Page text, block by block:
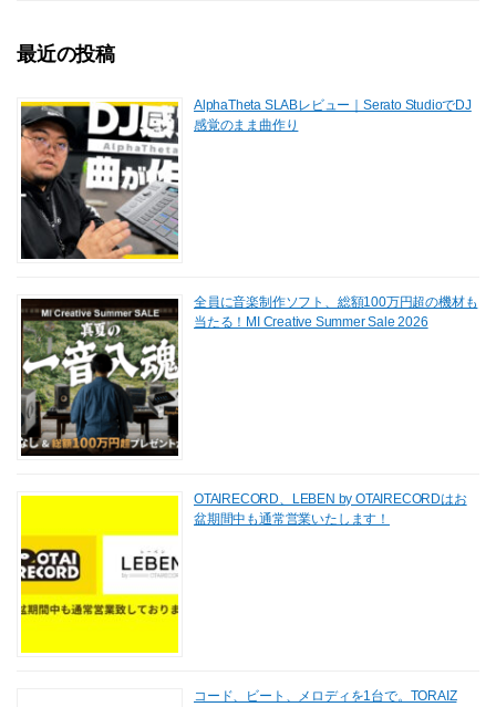
最近の投稿
AlphaTheta SLABレビュー｜Serato StudioでDJ
感覚のまま曲作り
全員に音楽制作ソフト、総額100万円超の機材も
当たる！MI Creative Summer Sale 2026
OTAIRECORD、LEBEN by OTAIRECORDはお
盆期間中も通常営業いたします！
コード、ビート、メロディを1台で。TORAIZ